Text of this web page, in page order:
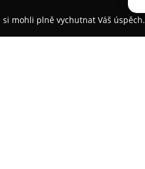
mohli plně vychutnat Váš úspěch.